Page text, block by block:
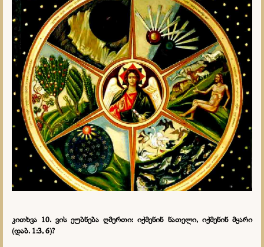
კითხვა 10. ვის ეუბნება ღმერთი: იქმენინ ნათელი, იქმენინ მყარი
(დაბ. 1:3, 6)?